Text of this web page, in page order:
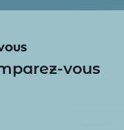
vous